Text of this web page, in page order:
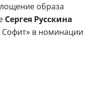
образа
Сергея Русскина
в номинации